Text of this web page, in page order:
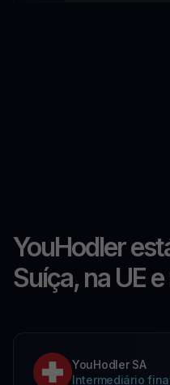
YouHodler
Suíça, na UE
YouHodler SA
Intermediário